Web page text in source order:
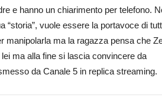
e hanno un chiarimento per telefono.
vuole essere la portavoce di
manipolarla ma la ragazza pensa che
ma alla fine si lascia convincere da
da Canale 5 in replica streaming.